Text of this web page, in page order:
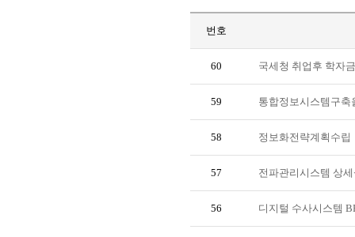
번호
60 국세청 취업후 학자
59 통합정보시스템구축
58 정보화전략계획수립
57 전파관리시스템 상
56 디지털 수사시스템